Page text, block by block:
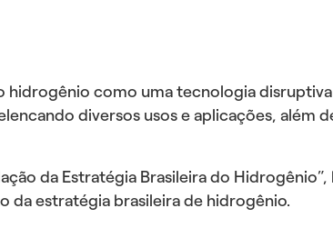
hidrogênio como uma tecnologia
diversos usos e aplicações, além
da Estratégia Brasileira do
da estratégia brasileira de hidrogênio.